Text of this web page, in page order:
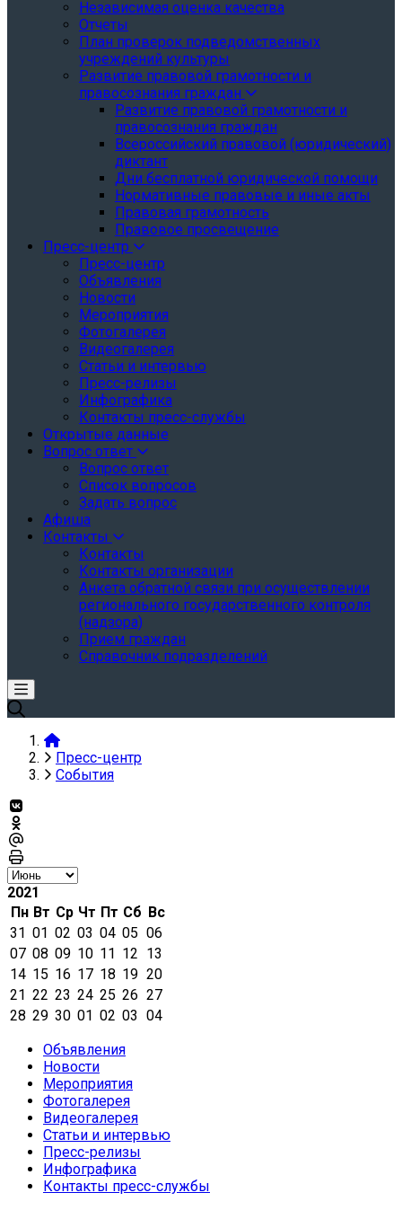
Независимая оценка качества
Отчеты
План проверок подведомственных
учреждений культуры
Развитие правовой грамотности и
правосознания граждан
Развитие правовой грамотности и
правосознания граждан
Всероссийский правовой (юридический)
диктант
Дни бесплатной юридической помощи
Нормативные правовые и иные акты
Правовая грамотность
Правовое просвещение
Пресс-центр
Пресс-центр
Объявления
Новости
Мероприятия
Фотогалерея
Видеогалерея
Статьи и интервью
Пресс-релизы
Инфографика
Контакты пресс-службы
Открытые данные
Вопрос ответ
Вопрос ответ
Список вопросов
Задать вопрос
Афиша
Контакты
Контакты
Контакты организации
Анкета обратной связи при осуществлении
регионального государственного контроля
(надзора)
Прием граждан
Справочник подразделений
Пресс-центр
События
2021
Пн Вт Ср Чт Пт Сб Вс
31 01 02 03 04 05 06
07 08 09 10 11 12 13
14 15 16 17 18 19 20
21 22 23 24 25 26 27
28 29 30 01 02 03 04
Объявления
Новости
Мероприятия
Фотогалерея
Видеогалерея
Статьи и интервью
Пресс-релизы
Инфографика
Контакты пресс-службы